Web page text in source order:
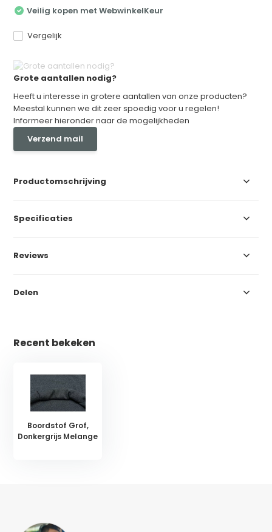
Veilig kopen met WebwinkelKeur
Vergelijk
Grote aantallen nodig?
Heeft u interesse in grotere aantallen van onze producten?
Meestal kunnen we dit zeer spoedig voor u regelen!
Informeer hieronder naar de mogelijkheden
Verzend mail
Productomschrijving
Specificaties
Reviews
Delen
Recent bekeken
Boordstof Grof,
Donkergrijs Melange